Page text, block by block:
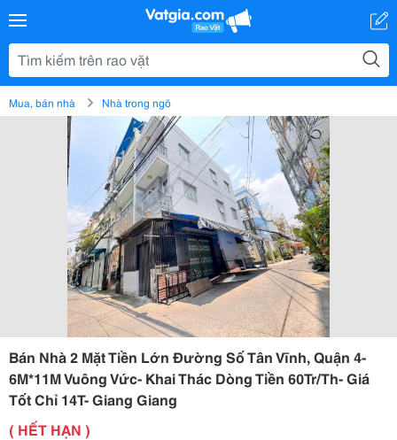
Mua, bán nhà Nhà trong ngõ
Bán Nhà 2 Mặt Tiền Lớn Đường Số Tân Vĩnh, Quận 4-
6M*11M Vuông Vức- Khai Thác Dòng Tiền 60Tr/Th- Giá
Tốt Chỉ 14T- Giang Giang
( HẾT HẠN )